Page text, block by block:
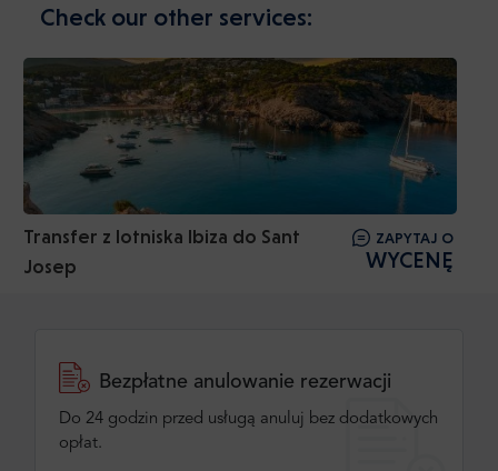
Bezpłatne anulowanie rezerwacji
Do 24 godzin przed usługą anuluj bez dodatkowych
opłat.
Check our other services:
Transfer z lotniska Ibiza do Sant
Josep
ZAPYTAJ O
WYCENĘ